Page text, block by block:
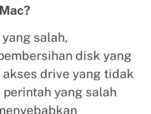
salah,
disk yang
drive yang tidak
yang salah